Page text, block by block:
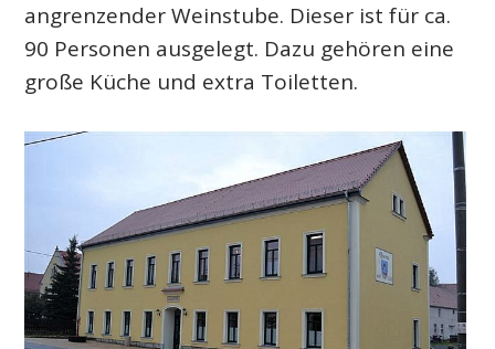
angrenzender Weinstube. Dieser ist für ca.
90 Personen ausgelegt. Dazu gehören eine
große Küche und extra Toiletten.